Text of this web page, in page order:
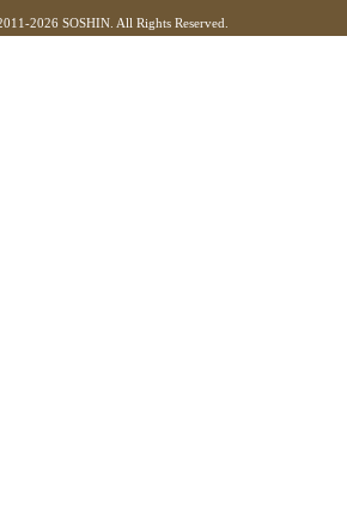
2026 SOSHIN. All Rights Reserved.